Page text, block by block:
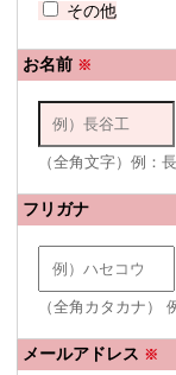
その他
お名前 ※
（全角文字）例：
フリガナ
（全角カタカナ）
メールアドレス ※